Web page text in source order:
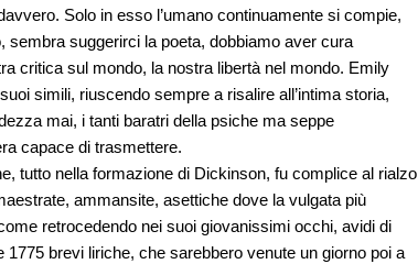
Solo in esso l’umano continuamente si compie,
suggerirci la poeta, dobbiamo aver cura
critica sul mondo, la nostra libertà nel mondo. Emily
simili, riuscendo sempre a risalire all’intima storia,
mai, i tanti baratri della psiche ma seppe
capace di trasmettere.
tutto nella formazione di Dickinson, fu complice al rialzo
ammansite, asettiche dove la vulgata più
retrocedendo nei suoi giovanissimi occhi, avidi di
brevi liriche, che sarebbero venute un giorno poi a